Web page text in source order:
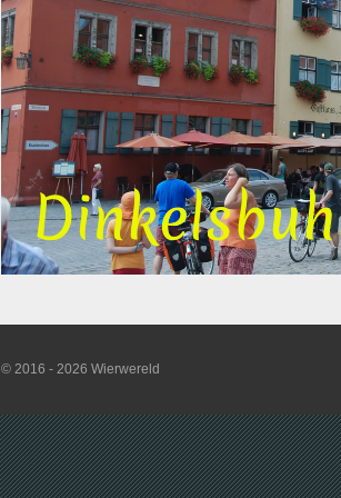
© 2016 - 2026 Wierwereld